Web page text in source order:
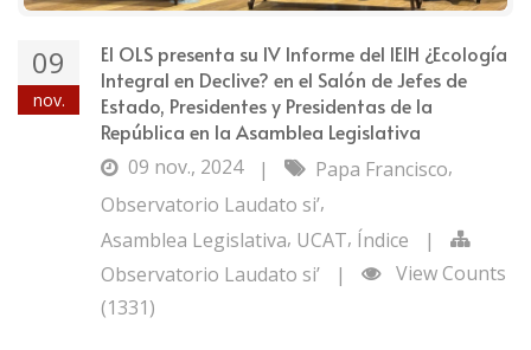
09
nov.
El OLS presenta su IV Informe del IEIH ¿Ecología
Integral en Declive? en el Salón de Jefes de
Estado, Presidentes y Presidentas de la
República en la Asamblea Legislativa
09 nov., 2024
| Papa Francisco,
Observatorio Laudato si’,
Asamblea Legislativa, UCAT, Índice
|
Observatorio Laudato si’
|
View Counts
(1331)